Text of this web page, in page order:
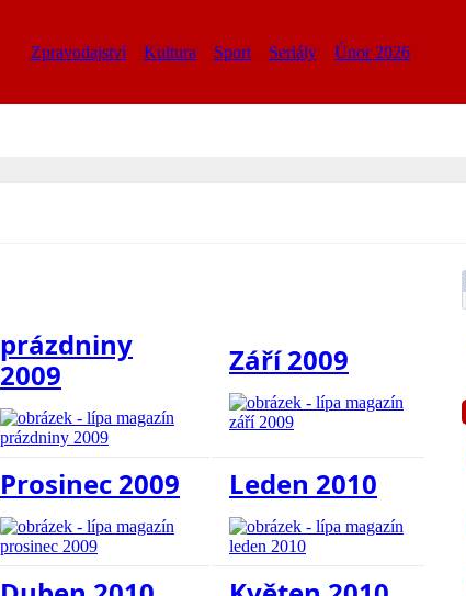
Zpravodajství Kultura Sport Seriály Únor 2026
prázdniny
2009
Září 2009
Prosinec 2009 Leden 2010